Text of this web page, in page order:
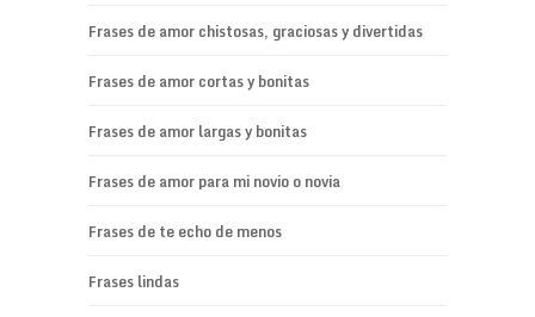
Frases de amor chistosas, graciosas y divertidas
Frases de amor cortas y bonitas
Frases de amor largas y bonitas
Frases de amor para mi novio o novia
Frases de te echo de menos
Frases lindas